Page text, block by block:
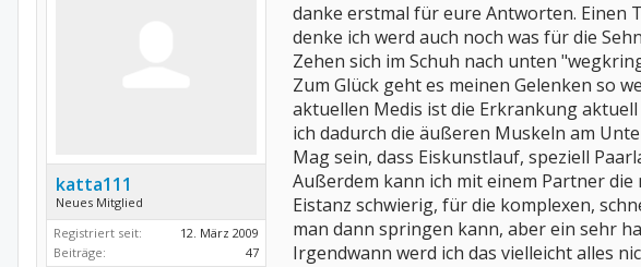
katta111
Neues Mitglied
Registriert seit:
12. März 2009
Beiträge:
47
danke erstmal für eure Antworten. Einen
denke ich werd auch noch was für die
Zehen sich im Schuh nach unten
Zum Glück geht es meinen Gelenken so
aktuellen Medis ist die Erkrankung
ich dadurch die äußeren Muskeln am
Mag sein, dass Eiskunstlauf, speziell
Außerdem kann ich mit einem Partner die
Eistanz schwierig, für die komplexen,
man dann springen kann, aber ein sehr
Irgendwann werd ich das vielleicht alles